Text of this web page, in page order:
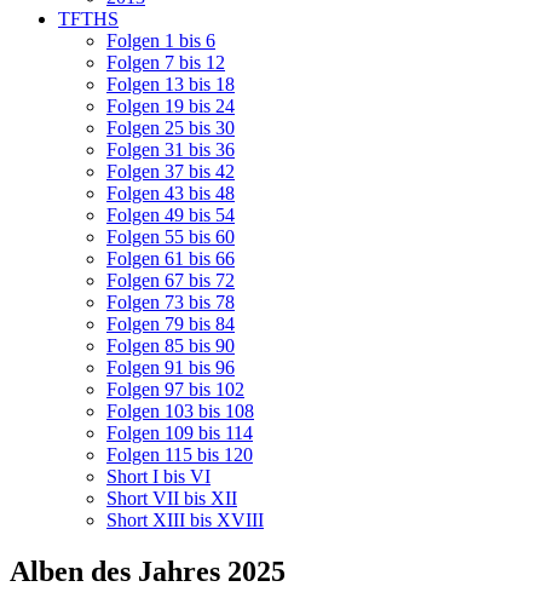
TFTHS
Folgen 1 bis 6
Folgen 7 bis 12
Folgen 13 bis 18
Folgen 19 bis 24
Folgen 25 bis 30
Folgen 31 bis 36
Folgen 37 bis 42
Folgen 43 bis 48
Folgen 49 bis 54
Folgen 55 bis 60
Folgen 61 bis 66
Folgen 67 bis 72
Folgen 73 bis 78
Folgen 79 bis 84
Folgen 85 bis 90
Folgen 91 bis 96
Folgen 97 bis 102
Folgen 103 bis 108
Folgen 109 bis 114
Folgen 115 bis 120
Short I bis VI
Short VII bis XII
Short XIII bis XVIII
Alben des Jahres 2025